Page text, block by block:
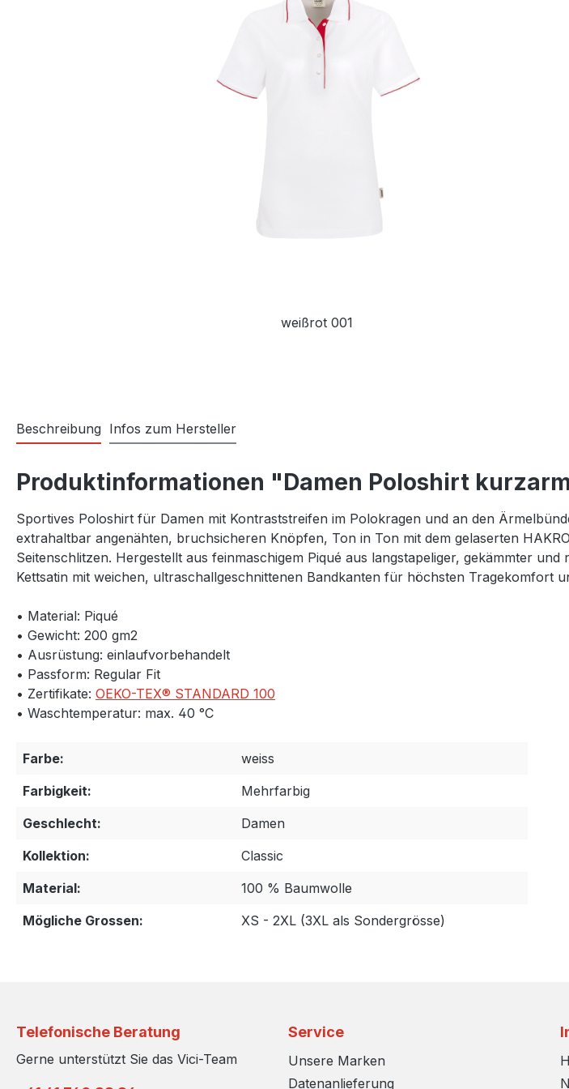
weißrot 001
Beschreibung Infos zum Hersteller
Produktinformationen "Damen Poloshirt
Sportives Poloshirt für Damen mit Kontraststreifen im Polokragen und an den
extrahaltbar angenähten, bruchsicheren Knöpfen, Ton in Ton mit dem gelaserten
Seitenschlitzen. Hergestellt aus feinmaschigem Piqué aus langstapeliger, gekämmter
Kettsatin mit weichen, ultraschallgeschnittenen Bandkanten für höchsten Tragekomfort
• Material: Piqué
• Gewicht: 200 gm2
• Ausrüstung: einlaufvorbehandelt
• Passform: Regular Fit
• Zertifikate: OEKO-TEX® STANDARD 100
• Waschtemperatur: max. 40 °C
Farbe:
weiss
Farbigkeit:
Mehrfarbig
Geschlecht:
Damen
Kollektion:
Classic
Material:
100 % Baumwolle
Mögliche Grossen:
XS - 2XL (3XL als Sondergrösse)
Telefonische Beratung
Gerne unterstützt Sie das Vici-Team
Service
Unsere Marken
Datenanlieferung